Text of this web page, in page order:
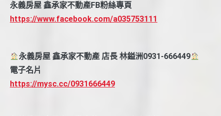
永義房屋 鑫承家不動產FB粉絲專頁
https://www.facebook.com/a035753111
永義房屋 鑫承家不動產 店長 林鎰洲0931-666449
電子名片
https://mysc.cc/0931666449